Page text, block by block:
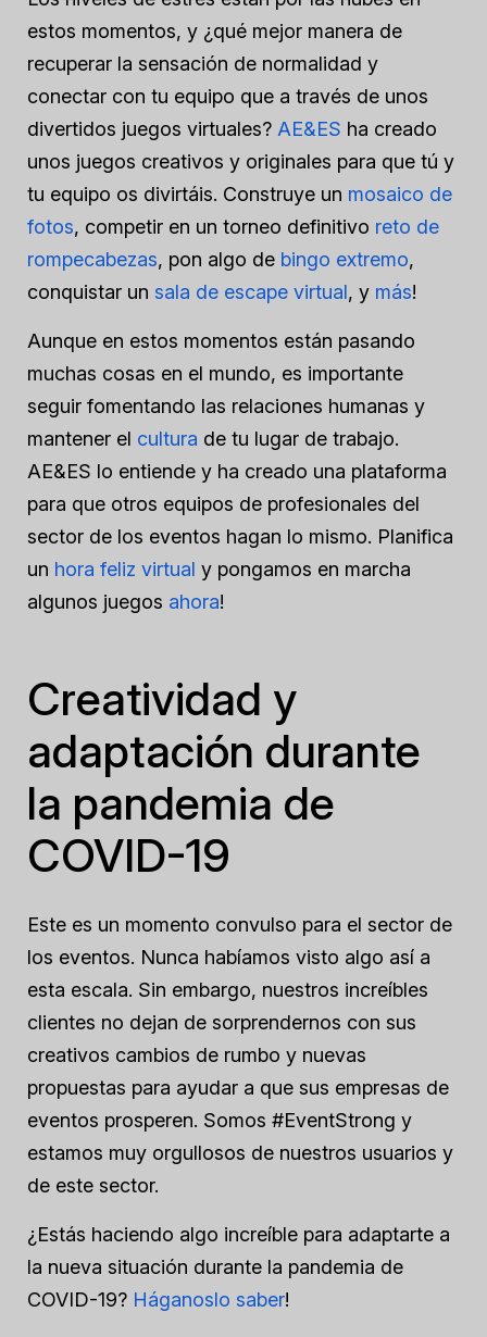
estos momentos, y ¿qué mejor manera de
recuperar la sensación de normalidad y
conectar con tu equipo que a través de unos
divertidos juegos virtuales? AE&ES ha creado
unos juegos creativos y originales para que tú y
tu equipo os divirtáis. Construye un mosaico de
fotos, competir en un torneo definitivo reto de
rompecabezas, pon algo de bingo extremo,
conquistar un sala de escape virtual, y más!
Aunque en estos momentos están pasando
muchas cosas en el mundo, es importante
seguir fomentando las relaciones humanas y
mantener el cultura de tu lugar de trabajo.
AE&ES lo entiende y ha creado una plataforma
para que otros equipos de profesionales del
sector de los eventos hagan lo mismo. Planifica
un hora feliz virtual y pongamos en marcha
algunos juegos ahora!
Creatividad y
adaptación durante
la pandemia de
COVID-19
Este es un momento convulso para el sector de
los eventos. Nunca habíamos visto algo así a
esta escala. Sin embargo, nuestros increíbles
clientes no dejan de sorprendernos con sus
creativos cambios de rumbo y nuevas
propuestas para ayudar a que sus empresas de
eventos prosperen. Somos #EventStrong y
estamos muy orgullosos de nuestros usuarios y
de este sector.
¿Estás haciendo algo increíble para adaptarte a
la nueva situación durante la pandemia de
COVID-19? Háganoslo saber!